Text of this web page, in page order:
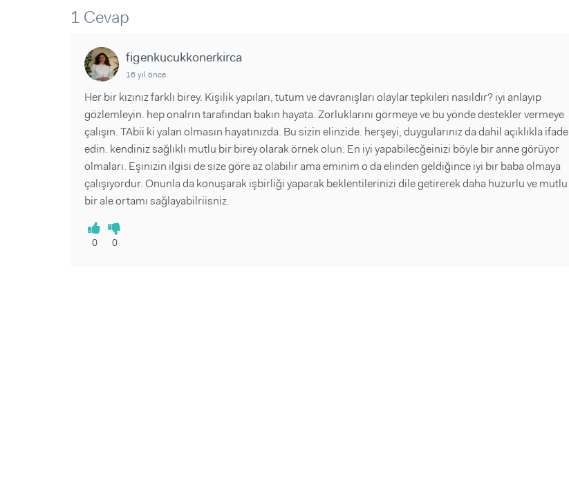
Makaleler
Videolar
1 Cevap
figenkucukkonerkirca
16 yıl önce
Her bir kızınız farklı birey. Kişilik yapıları, tutum ve davranışları olaylar tepkileri nasıldır? iyi anlayıp
gözlemleyin. hep onalrın tarafından bakın hayata. Zorluklarını görmeye ve bu yönde destekler vermeye
çalışın. TAbii ki yalan olmasın hayatınızda. Bu sizin elinzide. herşeyi, duygularınız da dahil açıklıkla ifade
edin. kendiniz sağlıklı mutlu bir birey olarak örnek olun. En iyi yapabilecğeinizi böyle bir anne görüyor
olmaları. Eşinizin ilgisi de size göre az olabilir ama eminim o da elinden geldiğince iyi bir baba olmaya
çalışıyordur. Onunla da konuşarak işbirliği yaparak beklentilerinizi dile getirerek daha huzurlu ve mutlu
bir ale ortamı sağlayabilriisniz.
0 0